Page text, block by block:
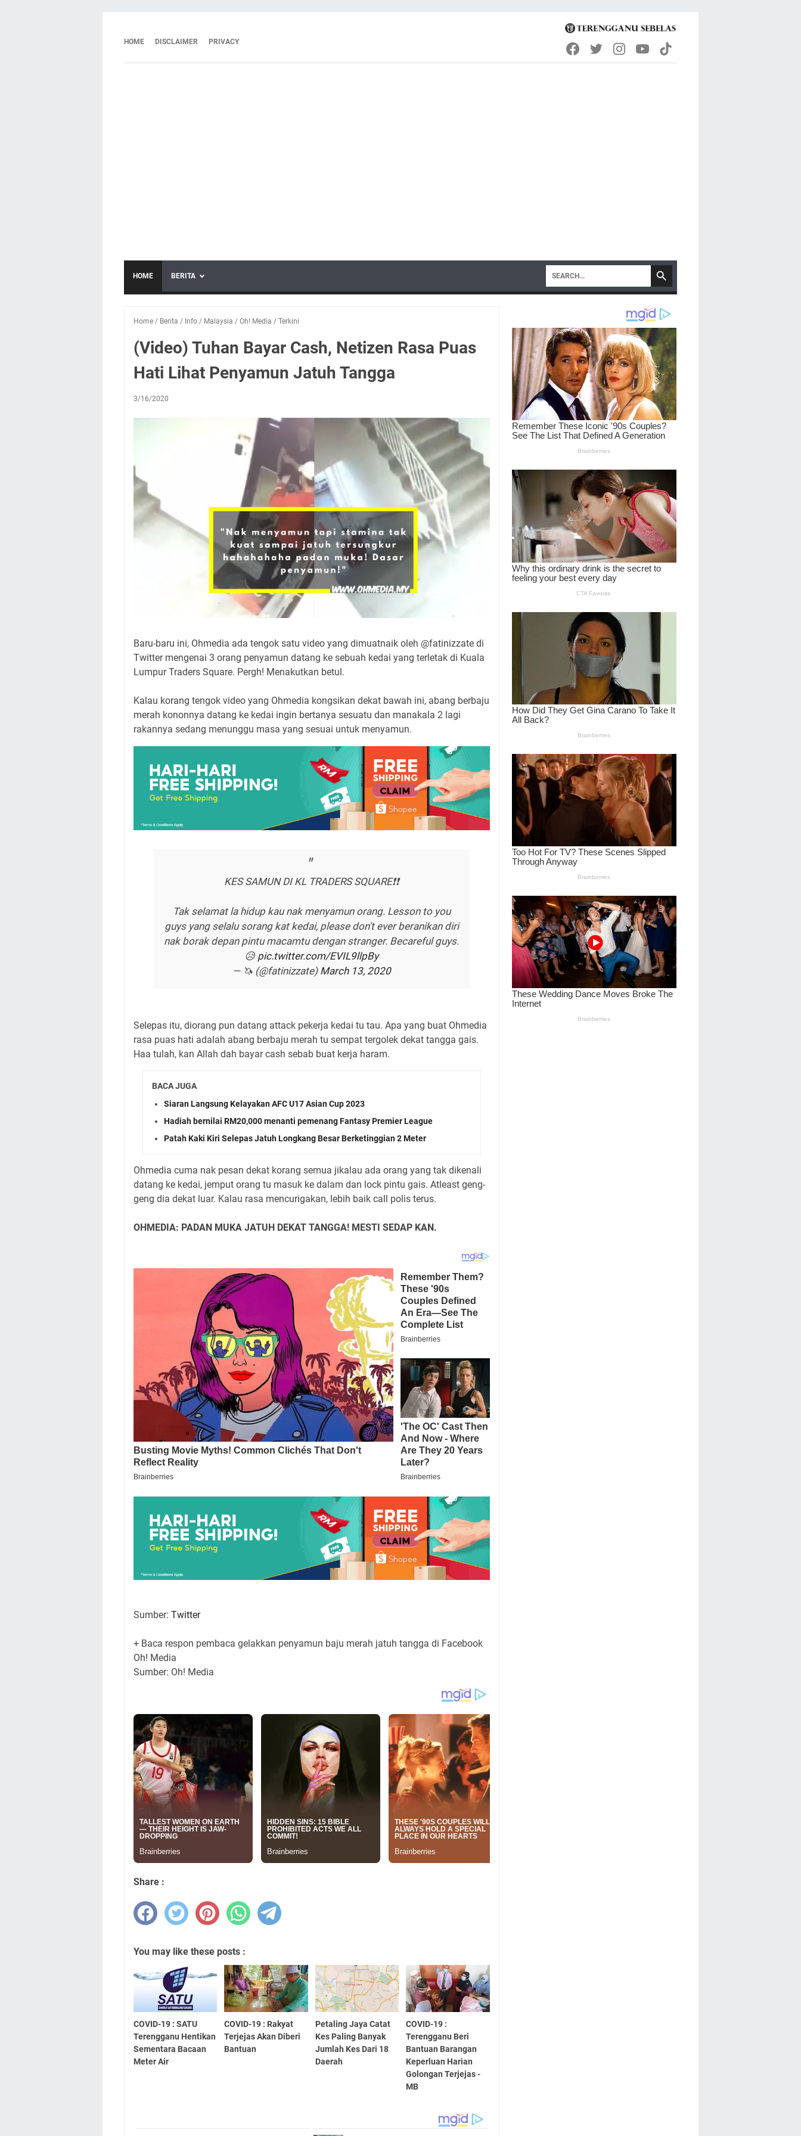
HOME DISCLAIMER PRIVACY
HOME BERITA
Home / Berita / Info / Malaysia / Oh! Media / Terkini
(Video) Tuhan Bayar Cash, Netizen Rasa Puas
Hati Lihat Penyamun Jatuh Tangga
3/16/2020
Baru-baru ini, Ohmedia ada tengok satu video yang dimuatnaik oleh @fatinizzate di
Twitter mengenai 3 orang penyamun datang ke sebuah kedai yang terletak di Kuala
Lumpur Traders Square. Pergh! Menakutkan betul.
Kalau korang tengok video yang Ohmedia kongsikan dekat bawah ini, abang berbaju
merah kononnya datang ke kedai ingin bertanya sesuatu dan manakala 2 lagi
rakannya sedang menunggu masa yang sesuai untuk menyamun.
KES SAMUN DI KL TRADERS SQUARE❗❗
Tak selamat la hidup kau nak menyamun orang. Lesson to you
guys yang selalu sorang kat kedai, please don't ever beranikan diri
nak borak depan pintu macamtu dengan stranger. Becareful guys.
😥 pic.twitter.com/EVIL9llpBy
— 🦄 (@fatinizzate) March 13, 2020
Selepas itu, diorang pun datang attack pekerja kedai tu tau. Apa yang buat Ohmedia
rasa puas hati adalah abang berbaju merah tu sempat tergolek dekat tangga gais.
Haa tulah, kan Allah dah bayar cash sebab buat kerja haram.
BACA JUGA
Siaran Langsung Kelayakan AFC U17 Asian Cup 2023
Hadiah bernilai RM20,000 menanti pemenang Fantasy Premier League
Patah Kaki Kiri Selepas Jatuh Longkang Besar Berketinggian 2 Meter
Ohmedia cuma nak pesan dekat korang semua jikalau ada orang yang tak dikenali
datang ke kedai, jemput orang tu masuk ke dalam dan lock pintu gais. Atleast geng-
geng dia dekat luar. Kalau rasa mencurigakan, lebih baik call polis terus.
OHMEDIA: PADAN MUKA JATUH DEKAT TANGGA! MESTI SEDAP KAN.
Sumber: Twitter
+ Baca respon pembaca gelakkan penyamun baju merah jatuh tangga di Facebook
Oh! Media
Sumber: Oh! Media
Share :
You may like these posts :
COVID-19 : SATU
Terengganu Hentikan
Sementara Bacaan
Meter Air
COVID-19 : Rakyat
Terjejas Akan Diberi
Bantuan
Petaling Jaya Catat
Kes Paling Banyak
Jumlah Kes Dari 18
Daerah
COVID-19 :
Terengganu Beri
Bantuan Barangan
Keperluan Harian
Golongan Terjejas -
MB